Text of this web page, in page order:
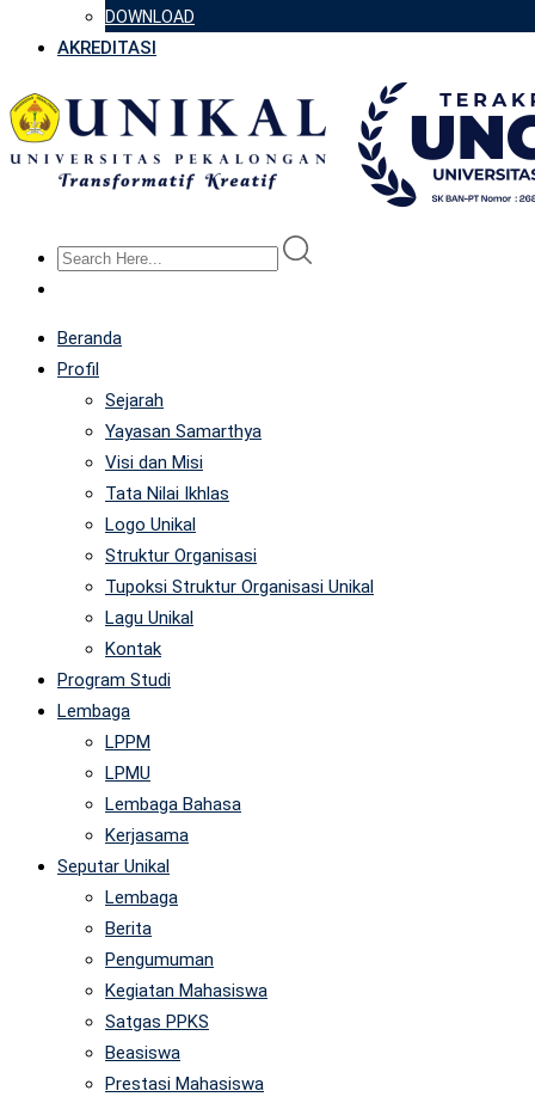
DOWNLOAD
AKREDITASI
Beranda
Profil
Sejarah
Yayasan Samarthya
Visi dan Misi
Tata Nilai Ikhlas
Logo Unikal
Struktur Organisasi
Tupoksi Struktur Organisasi Unikal
Lagu Unikal
Kontak
Program Studi
Lembaga
LPPM
LPMU
Lembaga Bahasa
Kerjasama
Seputar Unikal
Lembaga
Berita
Pengumuman
Kegiatan Mahasiswa
Satgas PPKS
Beasiswa
Prestasi Mahasiswa